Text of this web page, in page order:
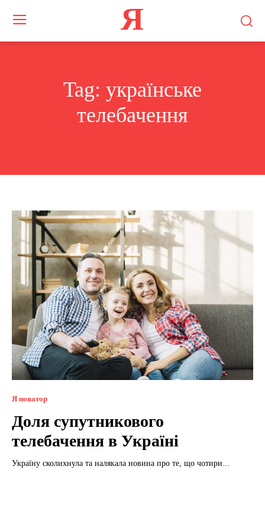
Я
Tag: українське
телебачення
Я новатор
Доля супутникового
телебачення в Україні
Україну сколихнула та налякала новина про те, що чотири...